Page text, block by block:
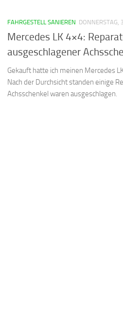
FAHRGESTELL SANIEREN DONNERSTAG,
Mercedes LK 4×4:
ausgeschlagener
Gekauft hatte ich meinen Mercedes
Nach der Durchsicht standen einige
Achsschenkel waren ausgeschlagen.